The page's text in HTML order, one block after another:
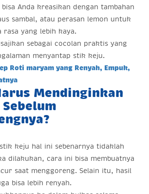
Anda kreasikan dengan tambahan
sambal, atau perasan lemon untuk
rasa yang lebih kaya.
sebagai cocolan praktis yang
menyantap stik keju.
Roti maryam yang Renyah, Empuk,
Mendinginkan
keju hal ini sebenarnya tidaklah
dilakukan, cara ini bisa membuatnya
saat menggoreng. Selain itu, hasil
bisa lebih renyah.